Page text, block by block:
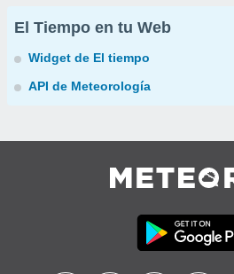
El Tiempo en tu Web
Widget de El tiempo
API de Meteorología